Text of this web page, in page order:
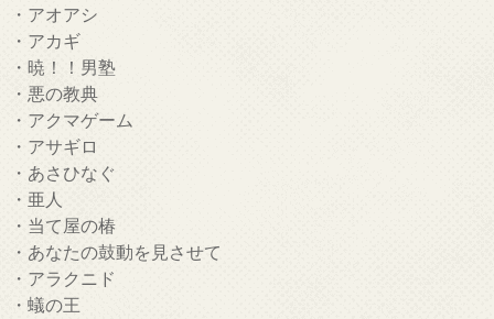
・アオアシ
・アカギ
・暁！！男塾
・悪の教典
・アクマゲーム
・アサギロ
・あさひなぐ
・亜人
・当て屋の椿
・あなたの鼓動を見させて
・アラクニド
・蟻の王